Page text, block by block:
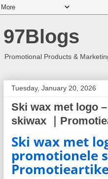
97Blogs
Promotional Products &
Tuesday, January 20, 2026
Ski wax met logo
skiwax ｜
Ski wax met
promotionele